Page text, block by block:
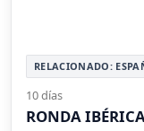
RELACIONADO:
10 días
RONDA